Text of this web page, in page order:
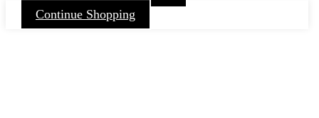
Continue Shopping